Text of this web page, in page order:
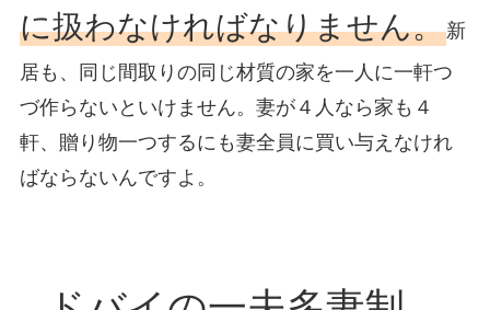
に扱わなければなりません。新
居も、同じ間取りの同じ材質の家を一人に一軒つ
づ作らないといけません。妻が４人なら家も４
軒、贈り物一つするにも妻全員に買い与えなけれ
ばならないんですよ。